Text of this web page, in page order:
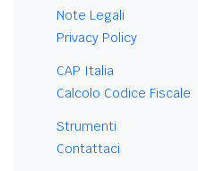
Note Legali
Privacy Policy
CAP Italia
Calcolo Codice Fiscale
Strumenti
Contattaci